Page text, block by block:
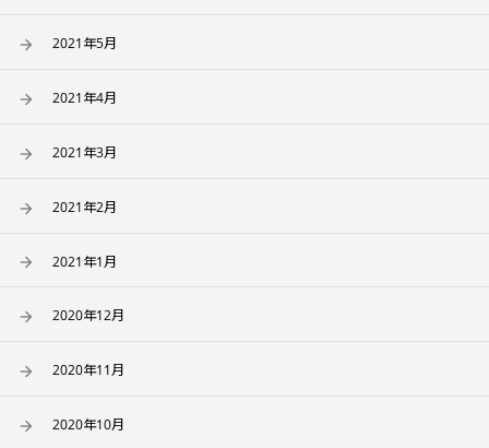
2021年5月
2021年4月
2021年3月
2021年2月
2021年1月
2020年12月
2020年11月
2020年10月